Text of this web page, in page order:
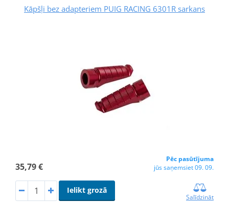
Kāpšļi bez adapteriem PUIG RACING 6301R sarkans
35,79 €
Pēc pasūtījuma
jūs saņemsiet 09. 09.
Ielikt grozā
Salīdzināt